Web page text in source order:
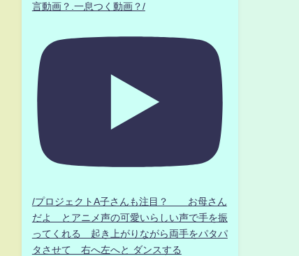
言動画？.一息つく動画？/
/プロジェクトA子さんも注目？ お母さん
だよ とアニメ声の可愛いらしい声で手を振
ってくれる 起き上がりながら両手をパタパ
タさせて 右へ左へと ダンスする